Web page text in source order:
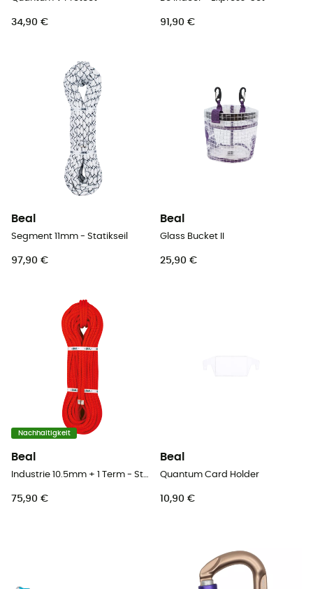
34,90 € 91,90 €
Beal
Segment 11mm - Statikseil
97,90 €
Beal
Glass Bucket II
25,90 €
Nachhaltigkeit
Beal
Industrie 10.5mm + 1 Term - Statikseil
75,90 €
Beal
Quantum Card Holder
10,90 €